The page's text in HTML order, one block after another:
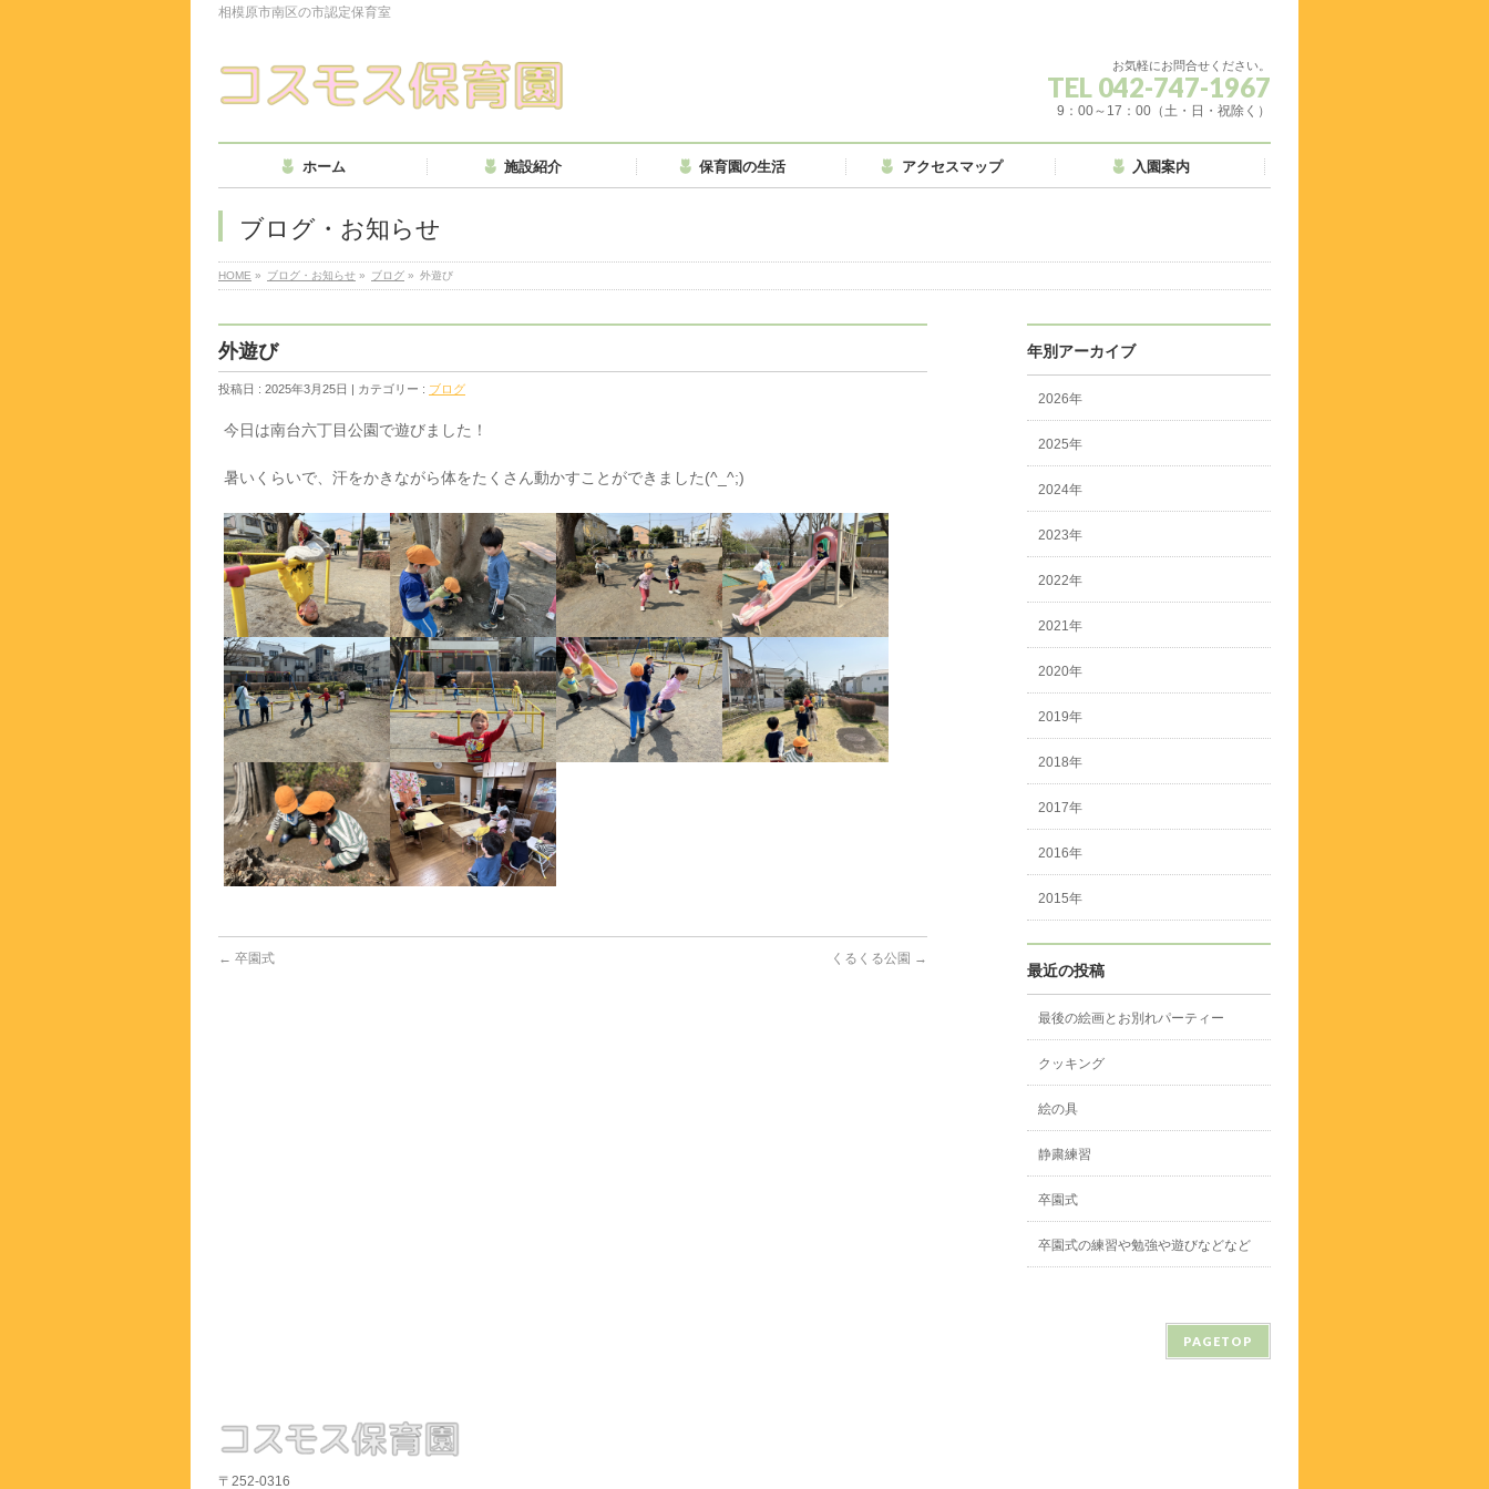
相模原市南区の市認定保育室
お気軽にお問合せください。
TEL 042-747-1967
9：00～17：00（土・日・祝除く）
ホーム 施設紹介 保育園の生活 アクセスマップ 入園案内
ブログ・お知らせ
HOME » ブログ・お知らせ » ブログ » 外遊び
外遊び
投稿日 : 2025年3月25日 | カテゴリー : ブログ
今日は南台六丁目公園で遊びました！
暑いくらいで、汗をかきながら体をたくさん動かすことができました(^_^;)
← 卒園式 くるくる公園 →
年別アーカイブ
2026年
2025年
2024年
2023年
2022年
2021年
2020年
2019年
2018年
2017年
2016年
2015年
最近の投稿
最後の絵画とお別れパーティー
クッキング
絵の具
静粛練習
卒園式
卒園式の練習や勉強や遊びなどなど
PAGETOP
〒252-0316